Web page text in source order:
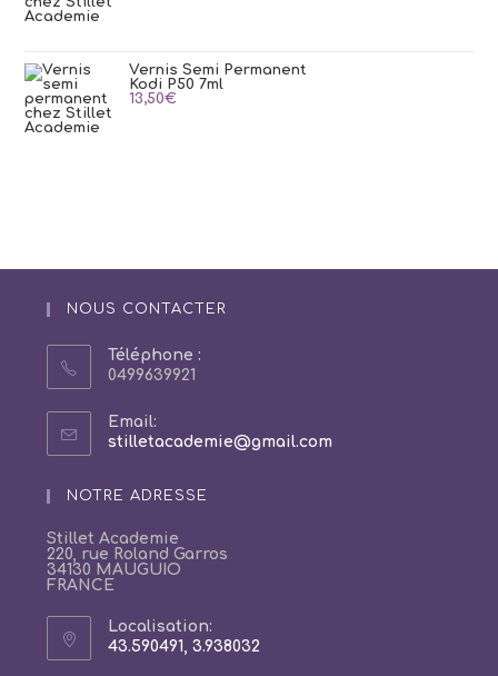
Vernis Semi Permanent
Kodi P50 7ml
13,50€
NOUS CONTACTER
Téléphone :
0499639921
Email:
stilletacademie@gmail.comS’ouvre
NOTRE ADRESSE
Stillet Academie
220, rue Roland Garros
34130 MAUGUIO
FRANCE
Localisation:
43.590491, 3.938032